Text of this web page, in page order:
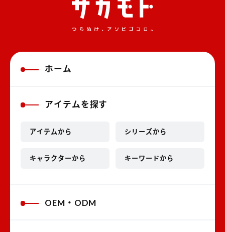
ホーム
アイテムを探す
アイテムから シリーズから
キャラクターから キーワードから
OEM・ODM